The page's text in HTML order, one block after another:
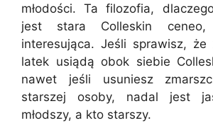
młodości. Ta filozofia,
jest stara Colleskin
interesująca. Jeśli sprawisz,
latek usiądą obok siebie
nawet jeśli usuniesz
starszej osoby, nadal jest
młodszy, a kto starszy.